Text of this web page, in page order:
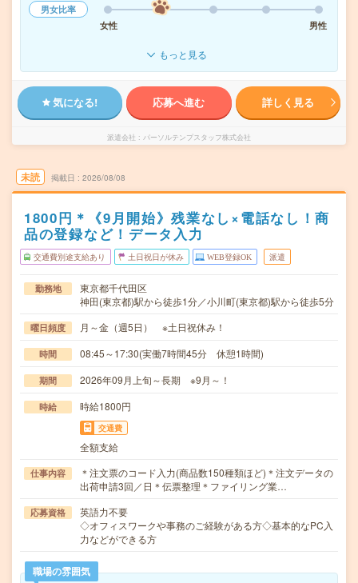
男女比率
女性
男性
もっと見る
気になる! 応募へ進む 詳しく見る
派遣会社 パーソルテンプスタッフ株式会社
未読 掲載日 2026/08/08
1800円＊《9月開始》残業なし×電話なし！商
品の登録など！データ入力
交通費別途支給あり 土日祝日が休み WEB登録OK 派遣
勤務地
東京都千代田区
神田(東京都)駅から徒歩1分／小川町(東京都)駅から徒歩5分
曜日頻度 月～金（週5日） ※土日祝休み！
時間 08:45～17:30(実働7時間45分 休憩1時間)
期間 2026年09月上旬～長期 ※9月～！
時給 時給1800円
交通費
全額支給
仕事内容
＊注文票のコード入力(商品数150種類ほど)＊注文データの
出荷申請3回／日＊伝票整理＊ファイリング業…
応募資格
英語力不要
◇オフィスワークや事務のご経験がある方◇基本的なPC入
力などができる方
職場の雰囲気